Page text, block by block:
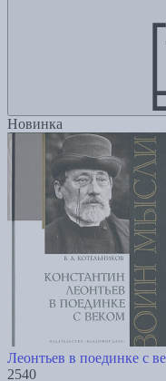
Новинка
Леонтьев в поединке с
2540